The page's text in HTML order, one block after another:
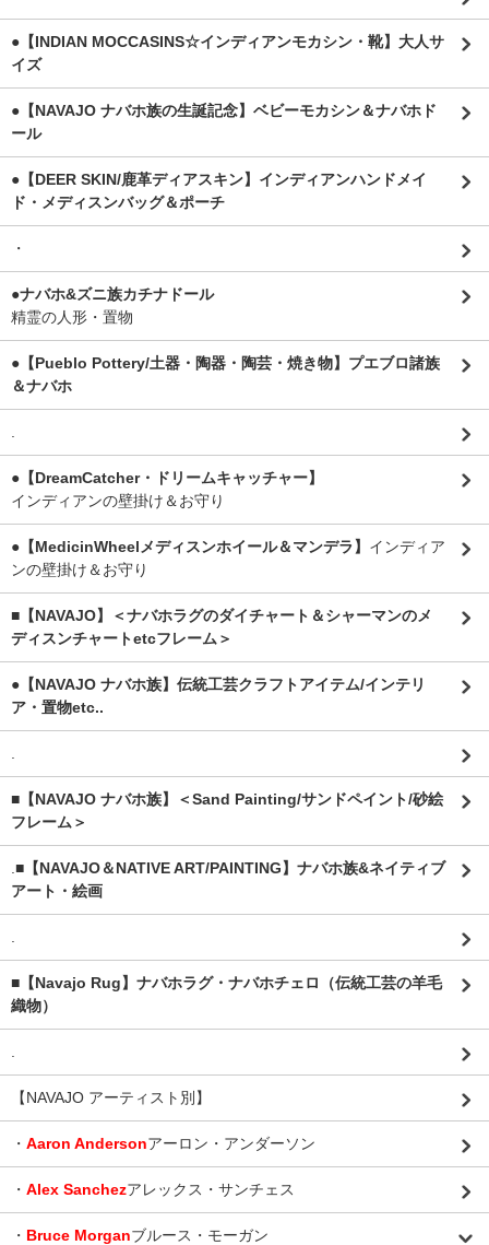
●【INDIAN MOCCASINS☆インディアンモカシン・靴】大人サ
イズ
●【NAVAJO ナバホ族の生誕記念】ベビーモカシン＆ナバホド
ール
●【DEER SKIN/鹿革ディアスキン】インディアンハンドメイ
ド・メディスンバッグ＆ポーチ
・
●ナバホ&ズニ族カチナドール
精霊の人形・置物
●【Pueblo Pottery/土器・陶器・陶芸・焼き物】プエブロ諸族
＆ナバホ
●【DreamCatcher・ドリームキャッチャー】
インディアンの壁掛け＆お守り
●【MedicinWheelメディスンホイール＆マンデラ】 インディア
ンの壁掛け＆お守り
■【NAVAJO】＜ナバホラグのダイチャート＆シャーマンのメ
ディスンチャートetcフレーム＞
●【NAVAJO ナバホ族】伝統工芸クラフトアイテム/インテリ
ア・置物etc..
■【NAVAJO ナバホ族】＜Sand Painting/サンドペイント/砂絵
フレーム＞
■【NAVAJO＆NATIVE ART/PAINTING】ナバホ族&ネイティブ
アート・絵画
■【Navajo Rug】ナバホラグ・ナバホチェロ（伝統工芸の羊毛
織物）
【NAVAJO アーティスト別】
・ Aaron Andersonアーロン・アンダーソン
・ Alex Sanchezアレックス・サンチェス
・ Bruce Morganブルース・モーガン